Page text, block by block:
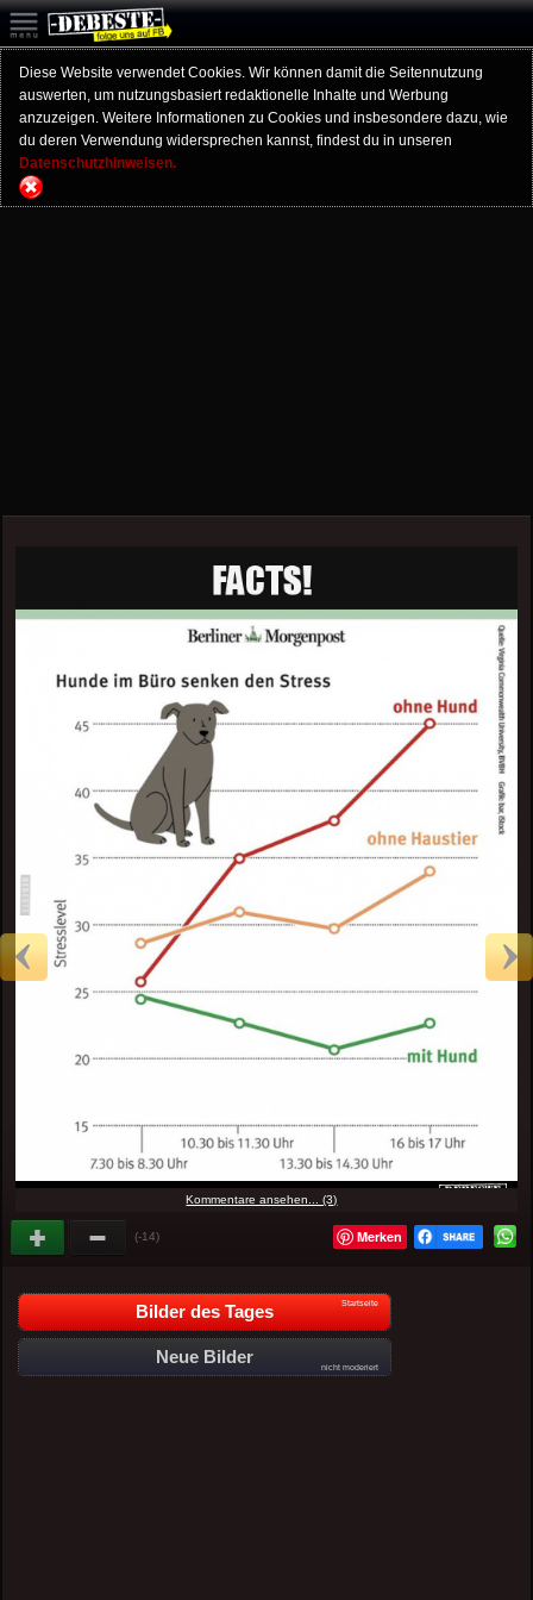
Diese Website verwendet Cookies. Wir können damit die Seitennutzung
auswerten, um nutzungsbasiert redaktionelle Inhalte und Werbung
anzuzeigen. Weitere Informationen zu Cookies und insbesondere dazu, wie
du deren Verwendung widersprechen kannst, findest du in unseren
Datenschutzhinweisen.
Kommentare ansehen... (3)
(-14) Merken
Bilder des Tages Startseite
Neue Bilder
nicht moderiert